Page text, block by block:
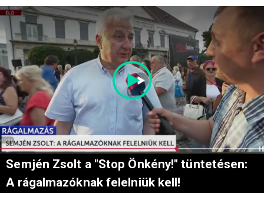
Semjén Zsolt a "Stop Önkény!" tüntetésen:
A rágalmazóknak felelniük kell!